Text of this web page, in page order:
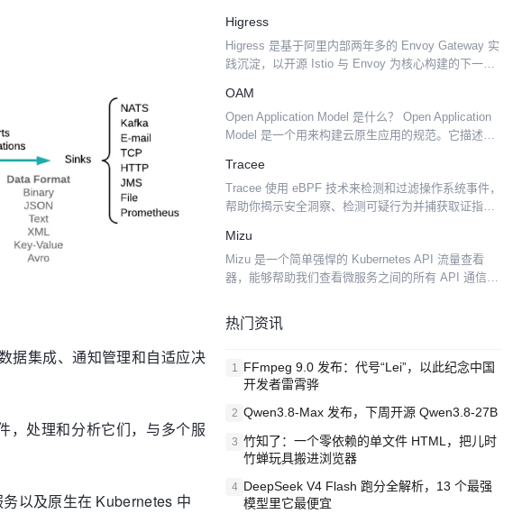
据集成、通知管理和自适应决
，处理和分析它们，与多个服
以及原生在 Kubernetes 中
Gloo 设计...
Higress
Higress 是基于阿里内部两年多的 Envoy Gateway 实
践沉淀，以开源 Istio 与 Envoy 为核心构建的下一代
关、微服务网关...
OAM
Open Application Model 是什么？ Open Application
Model 是一个用来构建云原生应用的规范。它描述了
应用程序操作...
Tracee
Tracee 使用 eBPF 技术来检测和过滤操作系统事件，
帮助你揭示安全洞察、检测可疑行为并捕获取证指
全和取证工具。它使用 eBPF 在...
Mizu
Mizu 是一个简单强悍的 Kubernetes API 流量查看
器，能够帮助我们查看微服务之间的所有 API 通信，
Chrome Dev Too...
热门资讯
1 FFmpeg 9.0 发布：代号“Lei”，以此纪念中国
开发者雷霄骅
2 Qwen3.8-Max 发布，下周开源 Qwen3.8-27B
3 竹知了：一个零依赖的单文件 HTML，把儿时
竹蝉玩具搬进浏览器
4 DeepSeek V4 Flash 跑分全解析，13 个最强
模型里它最便宜